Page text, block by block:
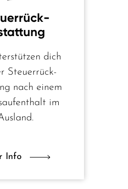
dich
Steuer­rück­
nach einem
im
Info